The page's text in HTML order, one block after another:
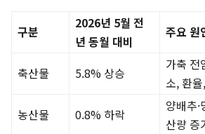
구분
2026년 5월 전
년 동월 대비
주요 원
축산물 5.8% 상승
가축 전
소, 환
농산물
0.8% 하락
양배추·
산량 증